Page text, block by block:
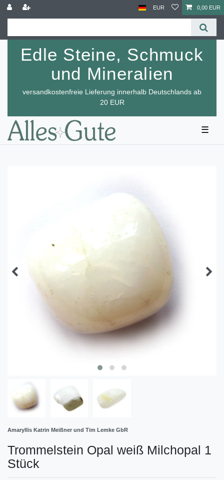
EUR 0,00 EUR
Edle Steine, Schmuck
und Mineralien
versandkostenfreie Lieferung innerhalb Deutschlands ab
20 EUR
☰
Amaryllis Katrin Meißner und Tim Lemke GbR
Trommelstein Opal weiß Milchopal 1
Stück